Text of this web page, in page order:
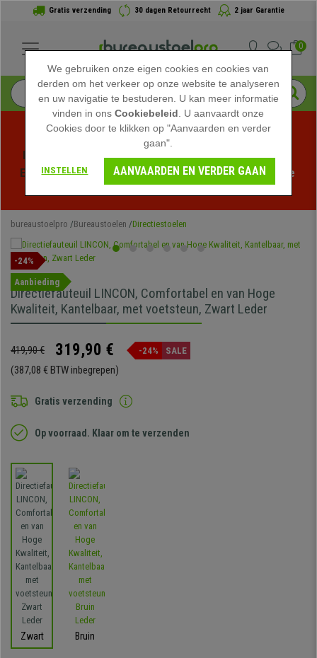
Gratis verzending 30 dagen Retourrecht 2 jaar Garantie
0
Profiteer van de Zomeruitverkoop bij bureaustoelpro!
Exclusieve kortingen voor een beperkte tijd - Bekijk de
bureaustoelpro Bureaustoelen Directiestoelen
-24%
Aanbieding
Directiefauteuil LINCON, Comfortabel en van Hoge
Kwaliteit, Kantelbaar, met voetsteun, Zwart Leder
419,90 € 319,90 € -24% SALE
(387,08 € BTW inbegrepen)
Gratis verzending
Op voorraad. Klaar om te verzenden
Zwart Bruin
We gebruiken onze eigen cookies en cookies van
derden om het verkeer op onze website te analyseren
en uw navigatie te bestuderen. U kan meer informatie
vinden in onsCookiebeleid . U aanvaardt onze
Cookies door te klikken op "Aanvaarden en verder
gaan".
INSTELLEN AANVAARDEN EN VERDER GAAN